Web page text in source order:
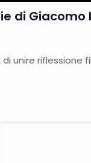
di Giacomo
unire